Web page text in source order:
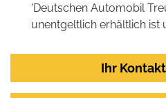
'Deutschen Automobil
unentgeltlich erhältlich ist
Ihr